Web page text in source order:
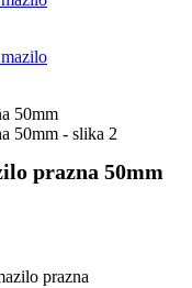
prazna 50mm
prazna